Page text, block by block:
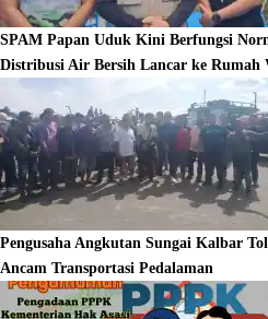
SPAM Papan Uduk Kini Berfungsi
Distribusi Air Bersih Lancar ke Rumah
Pengusaha Angkutan Sungai Kalbar
Ancam Transportasi Pedalaman